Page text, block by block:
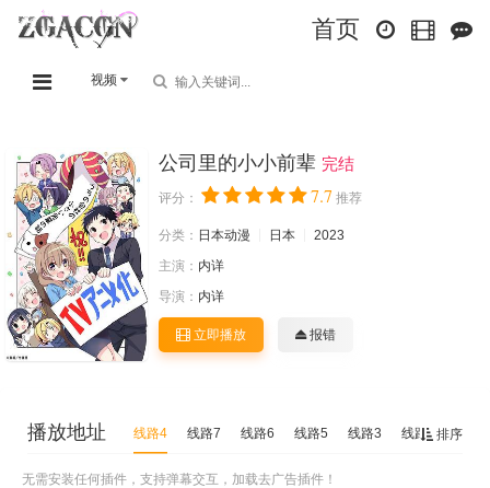
首页
视频
公司里的小小前辈 完结
评分： 7.7 推荐
分类： 日本动漫 日本
2023
主演： 内详
导演： 内详
立即播放 报错
排序
播放地址 线路4 线路7 线路6 线路5 线路3 线路2 线路1
无需安装任何插件，支持弹幕交互，加载去广告插件！